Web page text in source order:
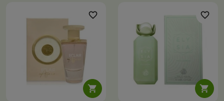

favorite_border

favorite_border